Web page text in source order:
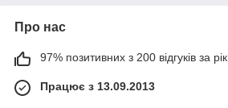
Про нас
97% позитивних з 200 відгуків за рік
Працює з 13.09.2013